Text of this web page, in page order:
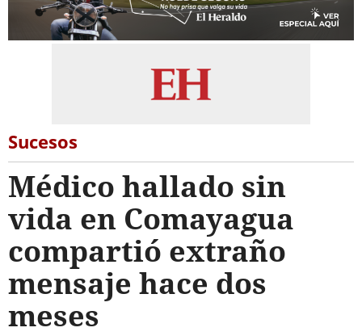
Sucesos
Médico hallado sin
vida en Comayagua
compartió extraño
mensaje hace dos
meses